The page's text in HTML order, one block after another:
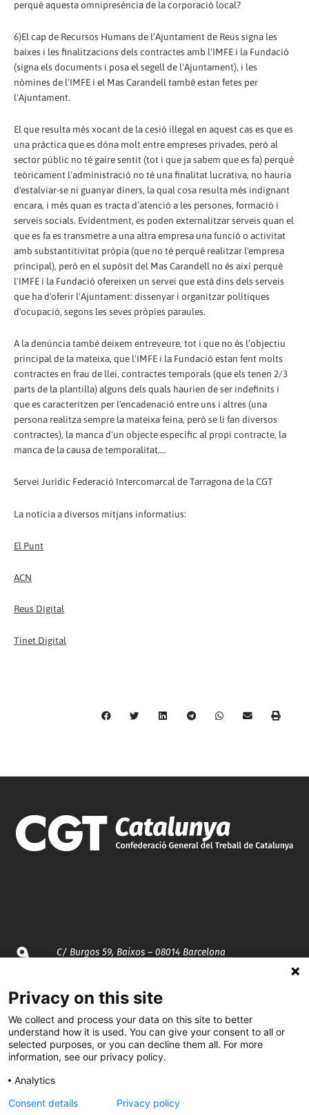
perquè aquesta omnipresència de la corporació local?
6)El cap de Recursos Humans de l’Ajuntament de Reus signa les
baixes i les finalitzacions dels contractes amb l'IMFE i la Fundació
(signa els documents i posa el segell de l'Ajuntament), i les
nòmines de l'IMFE i el Mas Carandell també estan fetes per
l'Ajuntament.
El que resulta més xocant de la cesió il·legal en aquest cas es que es
una pràctica que es dóna molt entre empreses privades, però al
sector públic no té gaire sentit (tot i que ja sabem que es fa) perquè
teòricament l'administració no té una finalitat lucrativa, no hauria
d'estalviar-se ni guanyar diners, la qual cosa resulta més indignant
encara, i més quan es tracta d’atenció a les persones, formació i
serveis socials. Evidentment, es poden externalitzar serveis quan el
que es fa es transmetre a una altra empresa una funció o activitat
amb substantitivitat pròpia (que no té perquè realitzar l'empresa
principal), però en el supòsit del Mas Carandell no és així perquè
l'IMFE i la Fundació ofereixen un servei que està dins dels serveis
que ha d'oferir l'Ajuntament: dissenyar i organitzar polítiques
d'ocupació, segons les seves pròpies paraules.
A la denúncia també deixem entreveure, tot i que no és l’objectiu
principal de la mateixa, que l'IMFE i la Fundació estan fent molts
contractes en frau de llei, contractes temporals (que els tenen 2/3
parts de la plantilla) alguns dels quals haurien de ser indefinits i
que es caracteritzen per l'encadenació entre uns i altres (una
persona realitza sempre la mateixa feina, però se li fan diversos
contractes), la manca d'un objecte específic al propi contracte, la
manca de la causa de temporalitat,...
Servei Jurídic Federació Intercomarcal de Tarragona de la CGT
La noticia a diversos mitjans informatius:
El Punt
ACN
Reus Digital
Tinet Digital
C/ Burgos 59, Baixos – 08014 Barcelona
spcgtcatalunya.cat
935 120 481
@CGTCatalunya
Privacy on this site
We collect and process your data on this site to better
understand how it is used. You can give your consent to all or
selected purposes, or you can decline them all. For more
information, see our privacy policy.
Analytics
Consent details
Privacy policy